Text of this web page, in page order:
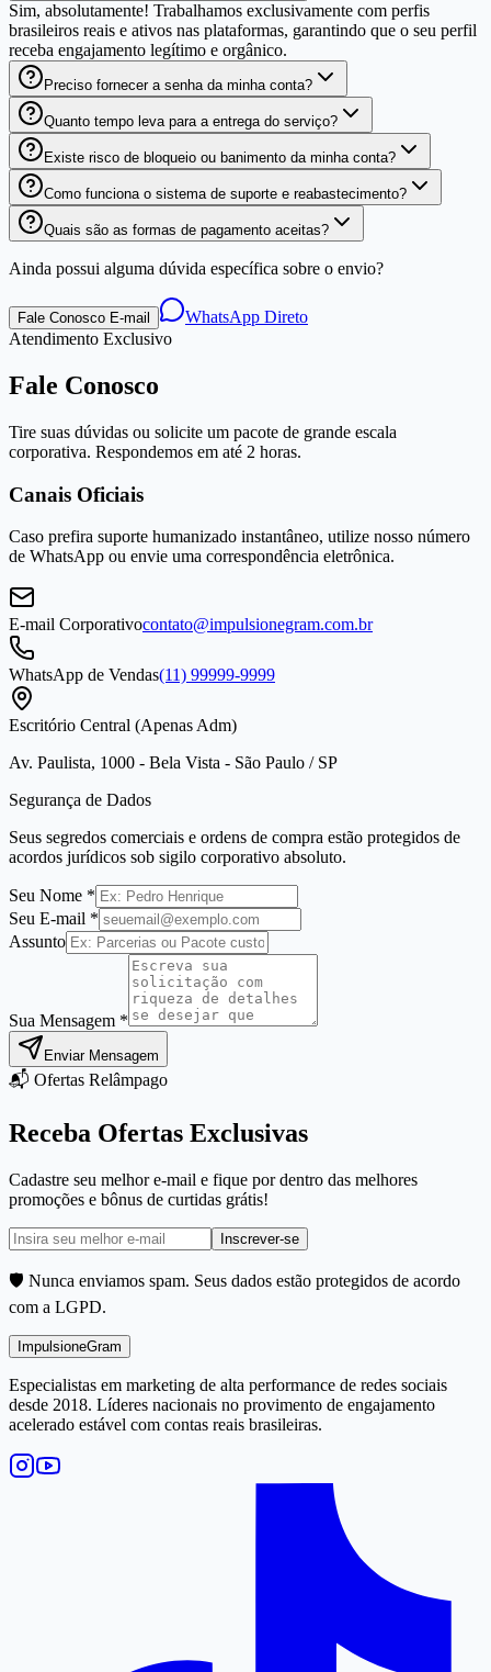
Sim, absolutamente! Trabalhamos exclusivamente com perfis
brasileiros reais e ativos nas plataformas, garantindo que o seu perfil
receba engajamento legítimo e orgânico.
Preciso fornecer a senha da minha conta?
Quanto tempo leva para a entrega do serviço?
Existe risco de bloqueio ou banimento da minha conta?
Como funciona o sistema de suporte e reabastecimento?
Quais são as formas de pagamento aceitas?
Ainda possui alguma dúvida específica sobre o envio?
Fale Conosco E-mail
WhatsApp Direto
Atendimento Exclusivo
Fale Conosco
Tire suas dúvidas ou solicite um pacote de grande escala
corporativa. Respondemos em até 2 horas.
Canais Oficiais
Caso prefira suporte humanizado instantâneo, utilize nosso número
de WhatsApp ou envie uma correspondência eletrônica.
E-mail Corporativocontato@impulsionegram.com.br
WhatsApp de Vendas(11) 99999-9999
Escritório Central (Apenas Adm)
Av. Paulista, 1000 - Bela Vista - São Paulo / SP
Segurança de Dados
Seus segredos comerciais e ordens de compra estão protegidos de
acordos jurídicos sob sigilo corporativo absoluto.
Seu Nome *
Seu E-mail *
Assunto
Sua Mensagem *
Enviar Mensagem
📬 Ofertas Relâmpago
Receba Ofertas Exclusivas
Cadastre seu melhor e-mail e fique por dentro das melhores
promoções e bônus de curtidas grátis!
Inscrever-se
🛡️ Nunca enviamos spam. Seus dados estão protegidos de acordo
com a LGPD.
ImpulsioneGram
Especialistas em marketing de alta performance de redes sociais
desde 2018. Líderes nacionais no provimento de engajamento
acelerado estável com contas reais brasileiras.